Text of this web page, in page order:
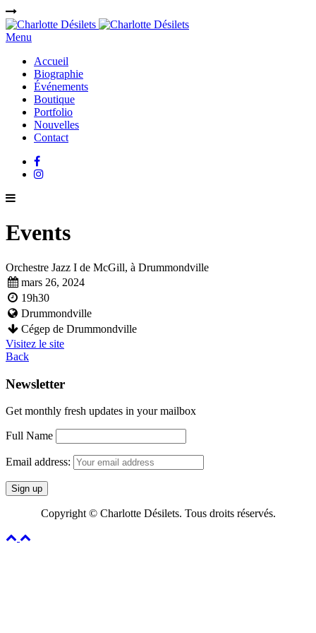
Menu
Accueil
Biographie
Événements
Boutique
Portfolio
Nouvelles
Contact
Events
Orchestre Jazz I de McGill, à Drummondville
mars 26, 2024
19h30
Drummondville
Cégep de Drummondville
Visitez le site
Back
Newsletter
Get monthly fresh updates in your mailbox
Full Name
Email address:
Copyright © Charlotte Désilets. Tous droits réservés.